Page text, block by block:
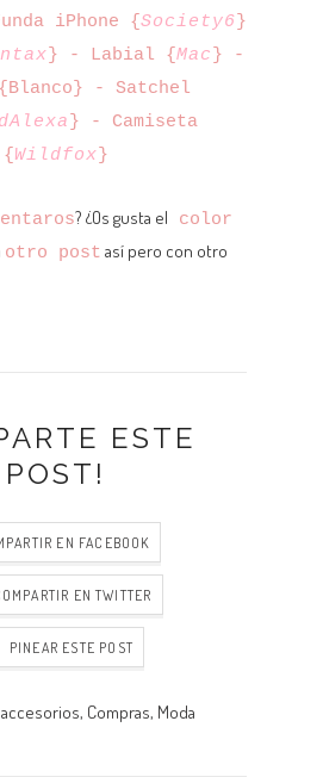
iPhone {Society6 }
} - Labial {Mac } -
- Satchel
} - Camiseta
{ Wildfox }
? ¿Os gusta el color
otro post así pero con otro
ESTE
POST!
EN FACEBOOK
EN TWITTER
PINEAR ESTE POST
accesorios, Compras, Moda